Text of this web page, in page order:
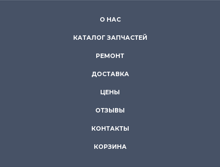
О НАС
КАТАЛОГ ЗАПЧАСТЕЙ
РЕМОНТ
ДОСТАВКА
ЦЕНЫ
ОТЗЫВЫ
КОНТАКТЫ
КОРЗИНА